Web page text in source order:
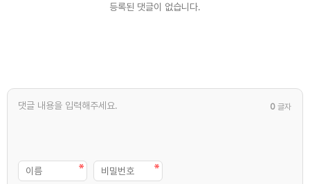
등록된 댓글이 없습니다.
0 글자